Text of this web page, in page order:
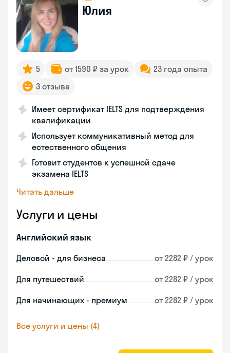
Юлия
5 от 1590 ₽ за урок
23 года опыта
3 отзыва
Имеет сертификат IELTS для подтверждения
квалификации
Использует коммуникативный метод для
естественного общения
Готовит студентов к успешной сдаче
экзамена IELTS
Читать дальше
Услуги и цены
Английский язык
Деловой - для бизнеса от 2282 ₽ / урок
Для путешествий от 2282 ₽ / урок
Для начинающих - премиум от 2282 ₽ / урок
Все услуги и цены (4)